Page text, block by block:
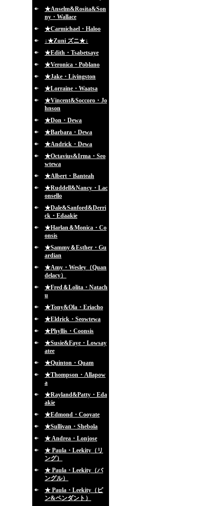
★Anselm&Rosita&Son
ny・Wallace
★Carmichael・Haloo
↓★Zuni ズニ★↓
★Edith・Tsabetsaye
★Veronica・Poblano
★Jake・Livingston
★Lorraine・Waatsa
★Vincent&Soccoro・Jo
hnson
★Don・Dewa
★Barbara・Dewa
★Andrick・Dewa
★Octavius&Irma・Seo
wtewa
★Albert・Banteah
★Ruddell&Nancy・Lac
onsello
★Dale&Sanford&Derri
ck・Edaakie
★Harlan＆Monica・Co
onsis
★Sammy＆Esther・Gu
ardian
★Amy・Wesley（Quan
delacy）
★Fred＆Lolita・Natach
u
★Tony&Ola・Eriacho
★Eldrick・Seowtewa
★Phyllis・Coonsis
★Susie&Faye・Lowsay
atee
★Quinton・Quam
★Thompson・Allapow
a
★Rayland&Patty・Eda
akie
★Edmond・Cooyate
★Sullivan・Shebola
★ Andrea・Lonjose
★ Paula・Leekity（リ
ング）
★ Paula・Leekity（バ
ングル）
★ Paula・Leekity（ピ
ン&ペンダント）